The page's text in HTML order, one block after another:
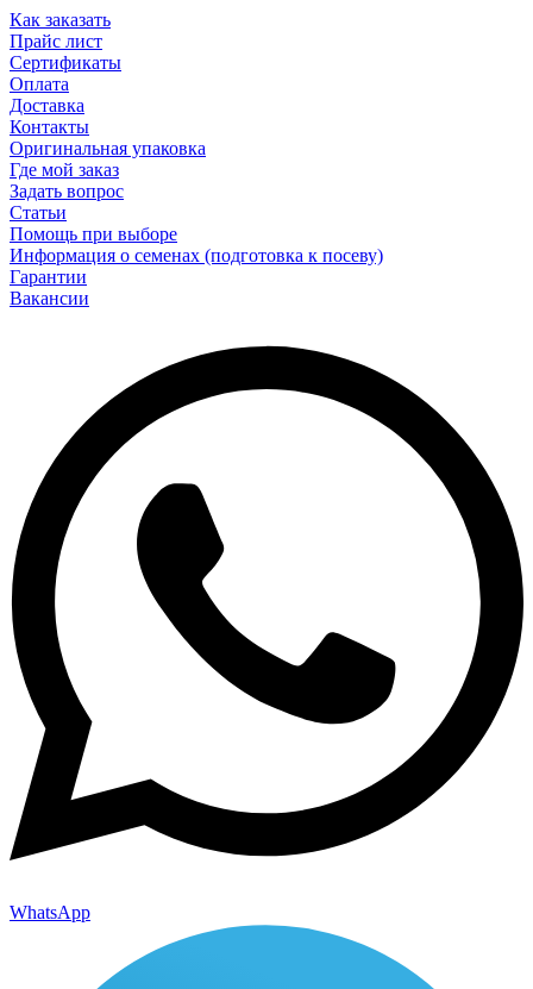
Как заказать
Прайс лист
Сертификаты
Оплата
Доставка
Контакты
Оригинальная упаковка
Где мой заказ
Задать вопрос
Статьи
Помощь при выборе
Информация о семенах (подготовка к посеву)
Гарантии
Вакансии
WhatsApp